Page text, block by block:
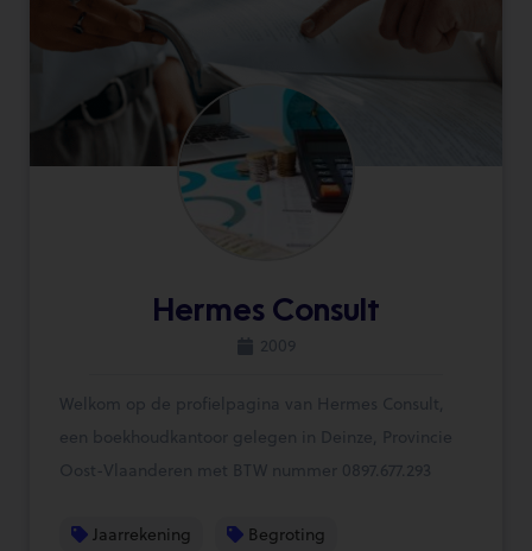
Hermes Consult
2009
Welkom op de profielpagina van Hermes Consult,
een boekhoudkantoor gelegen in Deinze, Provincie
Oost-Vlaanderen met BTW nummer 0897.677.293
Jaarrekening
Begroting